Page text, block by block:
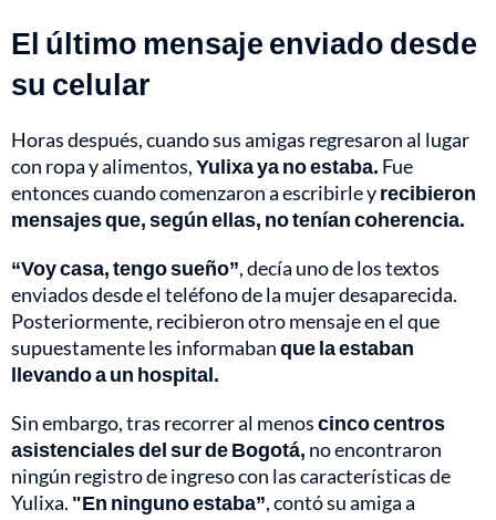
El último mensaje enviado desde
su celular
Horas después, cuando sus amigas regresaron al lugar
con ropa y alimentos,Yulixa ya no estaba. Fue
entonces cuando comenzaron a escribirle yrecibieron
mensajes que, según ellas, no tenían coherencia.
“Voy casa, tengo sueño”, decía uno de los textos
enviados desde el teléfono de la mujer desaparecida.
Posteriormente, recibieron otro mensaje en el que
supuestamente les informabanque la estaban
llevando a un hospital.
Sin embargo, tras recorrer al menoscinco centros
asistenciales del sur de Bogotá, no encontraron
ningún registro de ingreso con las características de
Yulixa. "En ninguno estaba”, contó su amiga a